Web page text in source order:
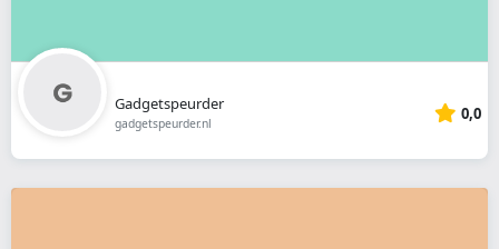
Gadgetspeurder
gadgetspeurder.nl 0,0